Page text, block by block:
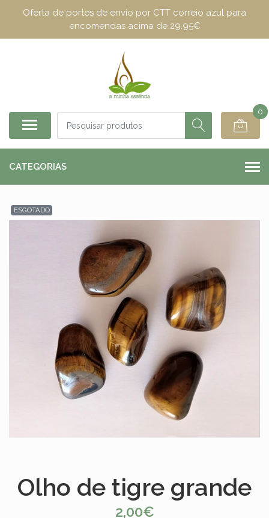
Oferta de portes de envio por CTT correio azul para
encomendas acima de 29.95€
0
CATEGORIAS
ESGOTADO
Olho de tigre grande
2,00€